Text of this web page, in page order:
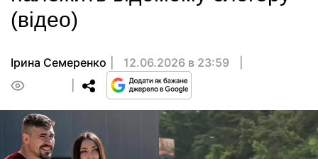
(відео)
Ірина Семеренко
12.06.2026 в 23:59